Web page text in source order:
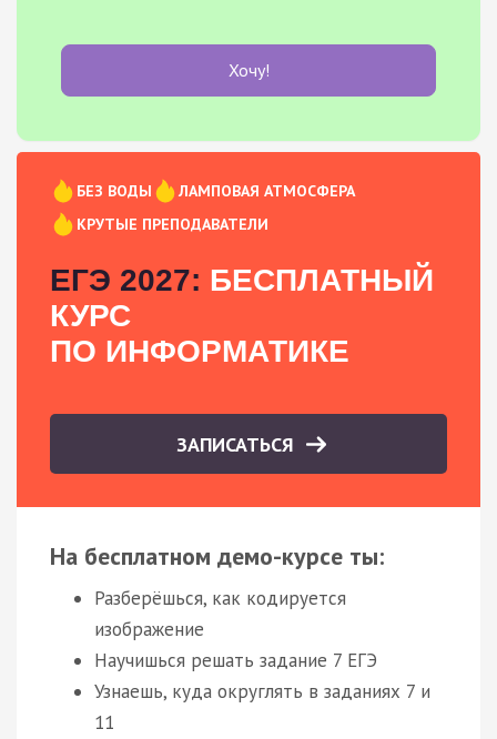
Хочу!
БЕЗ ВОДЫ
ЛАМПОВАЯ АТМОСФЕРА
КРУТЫЕ ПРЕПОДАВАТЕЛИ
ЕГЭ 2027: БЕСПЛАТНЫЙ
КУРС
ПО ИНФОРМАТИКЕ
ЗАПИСАТЬСЯ
На бесплатном демо-курсе ты:
Разберёшься, как кодируется
изображение
Научишься решать задание 7 ЕГЭ
Узнаешь, куда округлять в заданиях 7 и
11